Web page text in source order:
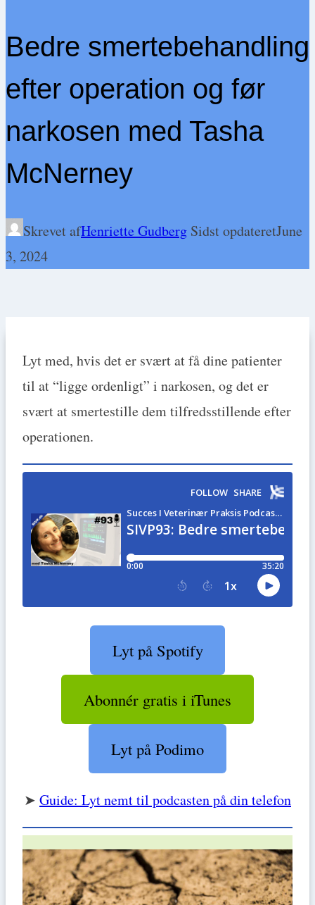
Bedre smertebehandling
efter operation og før
narkosen med Tasha
McNerney
Skrevet afHenriette Gudberg Sidst opdateretJune
3, 2024
Lyt med, hvis det er svært at få dine patienter
til at “ligge ordenligt” i narkosen, og det er
svært at smertestille dem tilfredsstillende efter
operationen.
Lyt på Spotify
Abonnér gratis i iTunes
Lyt på Podimo
➤ Guide: Lyt nemt til podcasten på din telefon